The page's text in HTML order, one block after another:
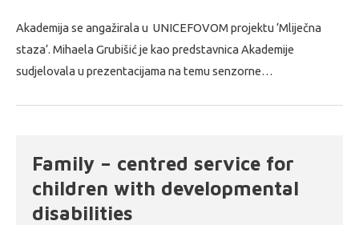
Akademija se angažirala u UNICEFOVOM projektu ‘Mliječna
staza‘. Mihaela Grubišić je kao predstavnica Akademije
sudjelovala u prezentacijama na temu senzorne…
Family – centred service for
children with developmental
disabilities